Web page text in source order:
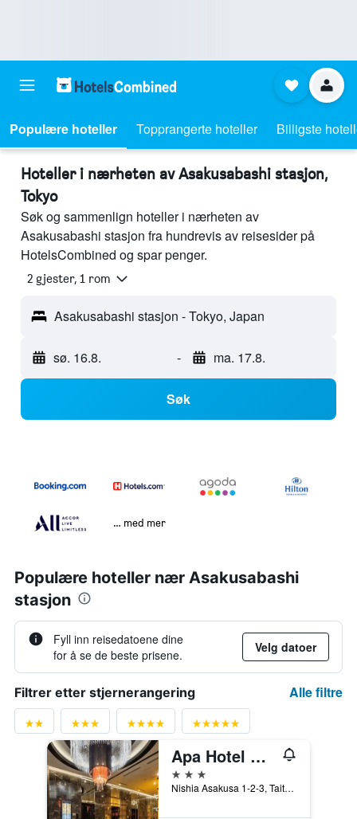
Populære hoteller Topprangerte hoteller Billigste
Hoteller i nærheten av Asakusabashi stasjon,
Tokyo
Søk og sammenlign hoteller i nærheten av
Asakusabashi stasjon fra hundrevis av reisesider på
HotelsCombined og spar penger.
2 gjester, 1 rom
Asakusabashi stasjon - Tokyo, Japan
sø. 16.8. - ma. 17.8.
Søk
… med mer
Populære hoteller nær Asakusabashi
stasjon
Fyll inn reisedatoene dine
for å se de beste prisene.
Velg datoer
Filtrer etter stjernerangering Alle filtre
Apa Hotel Asakusa Tawaramachi Ekimae
3 stjerner
Nishia Asakusa 1-2-3, Taito-ku, Tokyo, Japan